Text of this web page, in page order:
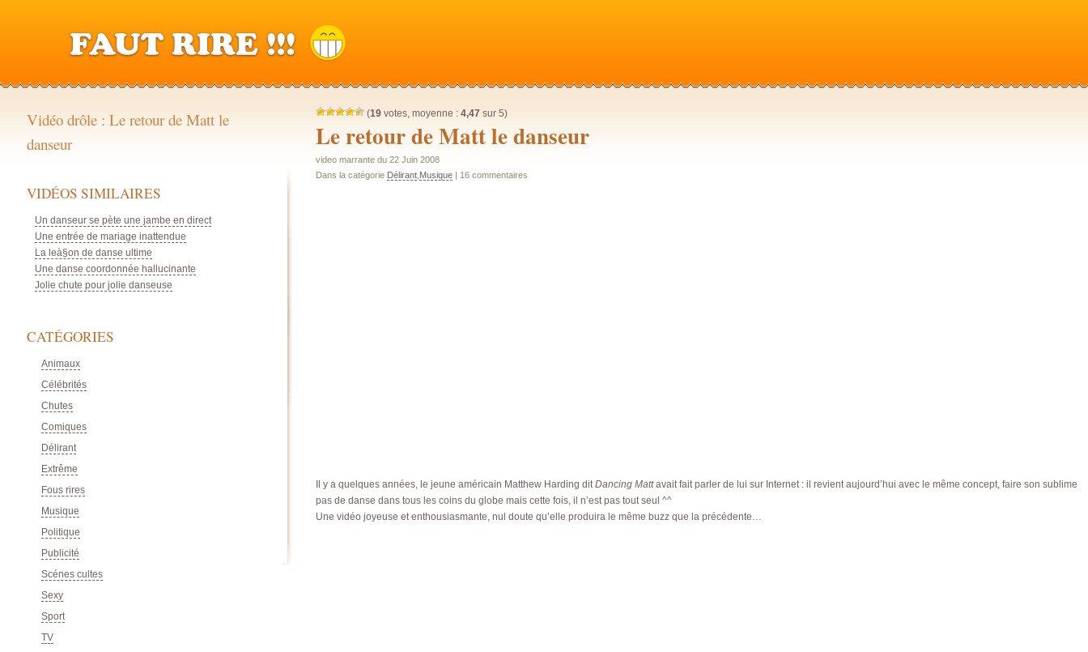
(19votes, moyenne : 4,47sur 5)
Le retour de Matt le danseur
video marrante du 22 Juin 2008
Dans la catégorie Délirant, Musique| 16 commentaires
Il y a quelques années, le jeune américain Matthew Harding ditDancing Mattavait fait parler de lui sur Internet : il revient aujourd’hui avec le même concept, faire son sublime
pas de danse dans tous les coins du globe mais cette fois, il n’est pas tout seul ^^
Une vidéo joyeuse et enthousiasmante, nul doute qu’elle produira le même buzz que la précédente…
Vidéo drôle : Le retour de Matt le
danseur
VIDÉOS SIMILAIRES
Un danseur se pète une jambe en direct
Une entrée de mariage inattendue
La leà§on de danse ultime
Une danse coordonnée hallucinante
Jolie chute pour jolie danseuse
CATÉGORIES
Animaux
Célébrités
Chutes
Comiques
Délirant
Extrême
Fous rires
Musique
Politique
Publicité
Scénes cultes
Sexy
Sport
TV